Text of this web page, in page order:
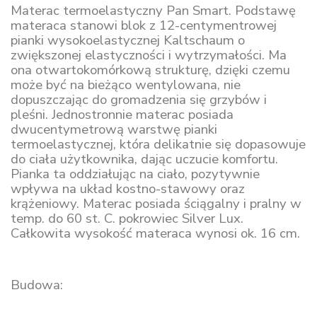
Materac termoelastyczny Pan Smart. Podstawę
materaca stanowi blok z 12-centymentrowej
pianki wysokoelastycznej Kaltschaum o
zwiększonej elastyczności i wytrzymałości. Ma
ona otwartokomórkową strukturę, dzięki czemu
może być na bieżąco wentylowana, nie
dopuszczając do gromadzenia się grzybów i
pleśni. Jednostronnie materac posiada
dwucentymetrową warstwę pianki
termoelastycznej, która delikatnie się dopasowuje
do ciała użytkownika, dając uczucie komfortu.
Pianka ta oddziałując na ciało, pozytywnie
wpływa na układ kostno-stawowy oraz
krążeniowy. Materac posiada ściągalny i pralny w
temp. do 60 st. C. pokrowiec Silver Lux.
Całkowita wysokość materaca wynosi ok. 16 cm.
Budowa: